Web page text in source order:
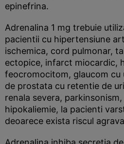
epinefrina.
Adrenalina 1 mg trebuie
pacientii cu hipertensiune
ischemica, cord pulmonar,
ectopice, infarct miocardic,
feocromocitom, glaucom cu
de prostata cu retentie de
renala severa,
hipokaliemie, la pacienti
deoarece exista riscul